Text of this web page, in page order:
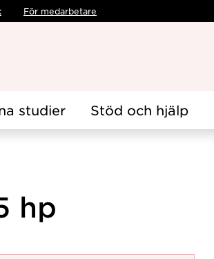
För medarbetare
studier Stöd och hjälp
hp